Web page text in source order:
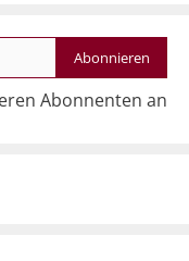
Abonnieren
Abonnenten an